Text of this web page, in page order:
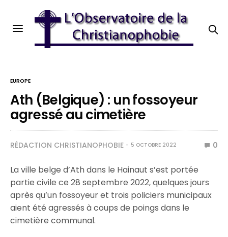
EUROPE
Ath (Belgique) : un fossoyeur
agressé au cimetière
RÉDACTION CHRISTIANOPHOBIE 5 OCTOBRE 2022 0
La ville belge d’Ath dans le Hainaut s’est portée
partie civile ce 28 septembre 2022, quelques jours
après qu’un fossoyeur et trois policiers municipaux
aient été agressés à coups de poings dans le
cimetière communal.